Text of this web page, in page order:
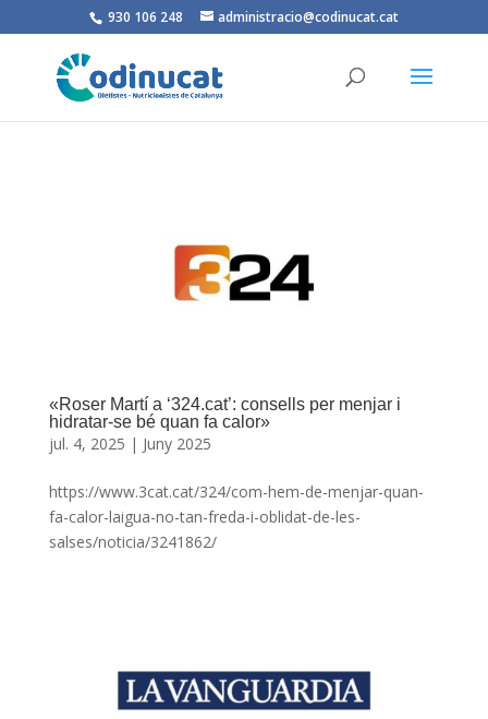
930 106 248 administracio@codinucat.cat
«Roser Martí a ‘324.cat’: consells per menjar i
hidratar-se bé quan fa calor»
jul. 4, 2025 | Juny 2025
https://www.3cat.cat/324/com-hem-de-menjar-quan-
fa-calor-laigua-no-tan-freda-i-oblidat-de-les-
salses/noticia/3241862/